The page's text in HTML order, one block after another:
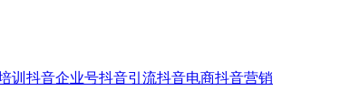
训 抖音企业号抖音引流抖音电商抖音营销